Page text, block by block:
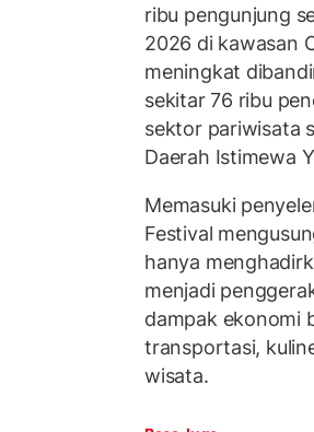
ribu pengunjung
2026 di kawasan
meningkat
sekitar 76 ribu
sektor pariwisata
Daerah Istimewa
Memasuki
Festival
hanya
menjadi
dampak ekonomi
transportasi,
wisata.